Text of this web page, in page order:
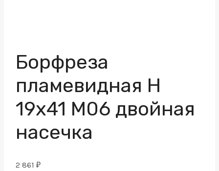
Борфреза
пламевидная H
19х41 M06 двойная
насечка
2 861 ₽